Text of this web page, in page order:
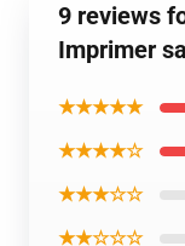
9 reviews
Imprimer
★★★★★
★★★★☆
★★★☆☆
★★☆☆☆